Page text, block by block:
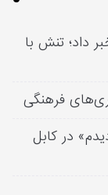
داد؛ تنش با
فرهنگی
در کابل